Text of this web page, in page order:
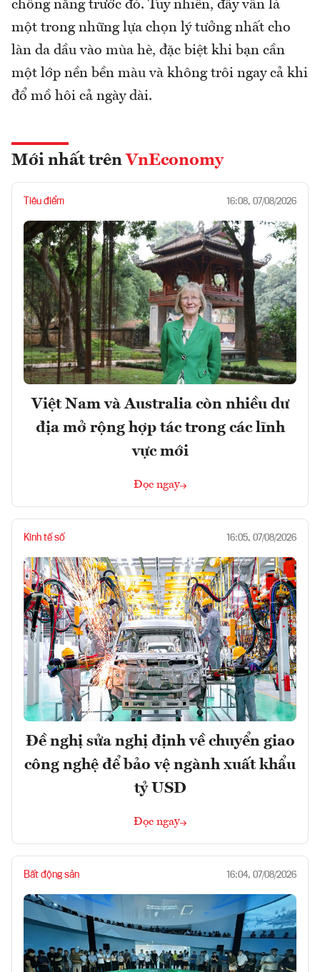
chống nắng trước đó. Tuy nhiên, đây vẫn là
một trong những lựa chọn lý tưởng nhất cho
làn da dầu vào mùa hè, đặc biệt khi bạn cần
một lớp nền bền màu và không trôi ngay cả khi
đổ mồ hôi cả ngày dài.
Mới nhất trên VnEconomy
Tiêu điểm 16:08, 07/08/2026
Việt Nam và Australia còn nhiều dư
địa mở rộng hợp tác trong các lĩnh
vực mới
Đọc ngay
Kinh tế số 16:05, 07/08/2026
Đề nghị sửa nghị định về chuyển giao
công nghệ để bảo vệ ngành xuất khẩu
tỷ USD
Đọc ngay
Bất động sản 16:04, 07/08/2026